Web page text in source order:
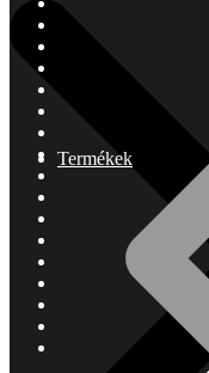
Termékek